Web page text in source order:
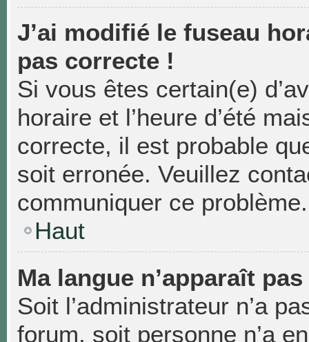
J’ai modifié le fuseau
pas correcte !
Si vous êtes certain(e)
horaire et l’heure d’été
correcte, il est probable
soit erronée. Veuillez
communiquer ce problème.
Haut
Ma langue n’apparaît
Soit l’administrateur n’a
forum, soit personne n’a